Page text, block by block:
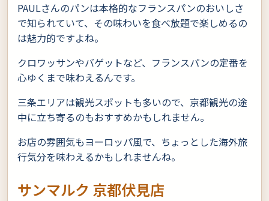
PAULさんのパンは本格的なフランスパンのおいしさ
で知られていて、その味わいを食べ放題で楽しめるの
は魅力的ですよね。
クロワッサンやバゲットなど、フランスパンの定番を
心ゆくまで味わえるんです。
三条エリアは観光スポットも多いので、京都観光の途
中に立ち寄るのもおすすめかもしれません。
お店の雰囲気もヨーロッパ風で、ちょっとした海外旅
行気分を味わえるかもしれませんね。
サンマルク 京都伏見店